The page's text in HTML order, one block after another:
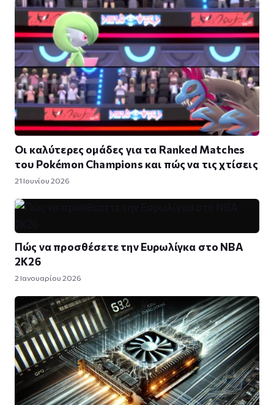
Οι καλύτερες ομάδες για τα Ranked Matches
του Pokémon Champions και πώς να τις χτίσεις
21 Ιουνίου 2026
Πώς να προσθέσετε την Ευρωλίγκα στο NBA
2K26
2 Ιανουαρίου 2026